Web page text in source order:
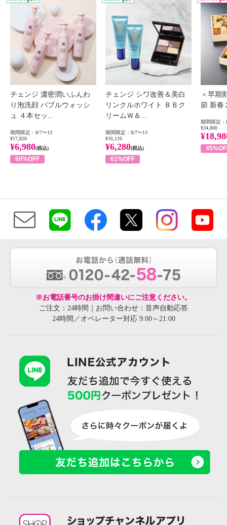
チェンジ 濃密潤いふんわ
り泡洗顔 バブルウォッシ
ュ ４本セッ...
期間限定：8/7〜13
¥17,820
¥6,980(税込)
60%OFF
チェンジ シワ改善＆美白
リンクルホワイト ＢＢク
リームＷ＆...
期間限定：8/7〜13
¥16,126
¥6,280(税込)
61%OFF
＜早期
節 新春
期間限定：
¥34,800
※お電話番号のお掛け間違いにご注意ください。
ご注文：24時間｜お問い合わせ：音声自動応答
24時間／オペレーター対応 9:00～21:00